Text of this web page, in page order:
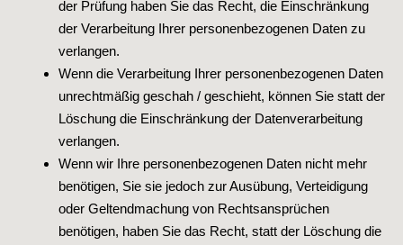
der Prüfung haben Sie das Recht, die Einschränkung
der Verarbeitung Ihrer personenbezogenen Daten zu
verlangen.
Wenn die Verarbeitung Ihrer personenbezogenen Daten
unrechtmäßig geschah / geschieht, können Sie statt der
Löschung die Einschränkung der Datenverarbeitung
verlangen.
Wenn wir Ihre personenbezogenen Daten nicht mehr
benötigen, Sie sie jedoch zur Ausübung, Verteidigung
oder Geltendmachung von Rechtsansprüchen
benötigen, haben Sie das Recht, statt der Löschung die